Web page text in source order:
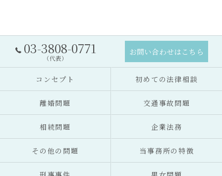
03-3808-0771
（代表）
お問い合わせはこちら
コンセプト 初めての法律相談
離婚問題 交通事故問題
相続問題 企業法務
その他の問題 当事務所の特徴